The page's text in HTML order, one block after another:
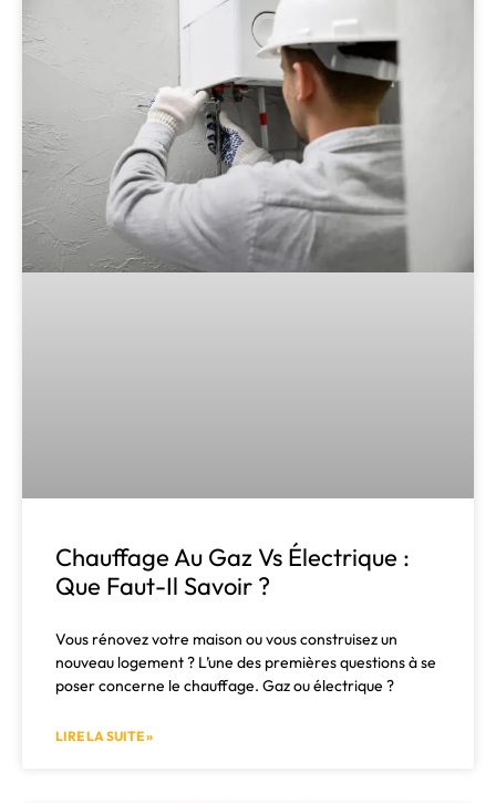
Chauffage Au Gaz Vs Électrique :
Que Faut-Il Savoir ?
Vous rénovez votre maison ou vous construisez un
nouveau logement ? L’une des premières questions à se
poser concerne le chauffage. Gaz ou électrique ?
LIRE LA SUITE »